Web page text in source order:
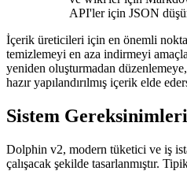
API'ler için JSON
İçerik üreticileri için en önemli
temizlemeyi en aza indirmeyi
yeniden oluşturmadan
hazır yapılandırılmış içerik elde
Sistem
Dolphin v2, modern tüketici ve iş
çalışacak şekilde tasarlanmıştır.